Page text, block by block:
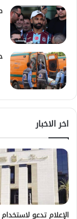
اخر الاخبار
الإعلام تدعو